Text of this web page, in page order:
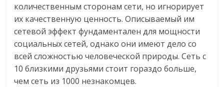
людей
обсудить
эти
изменения
количественным сторонам сети, но игнорирует
их качественную ценность. Описываемый им
сетевой эффект фундаментален для мощности
социальных сетей, однако они имеют дело со
всей сложностью человеческой природы. Сеть с
10 близкими друзьями стоит гораздо больше,
чем сеть из 1000 незнакомцев.